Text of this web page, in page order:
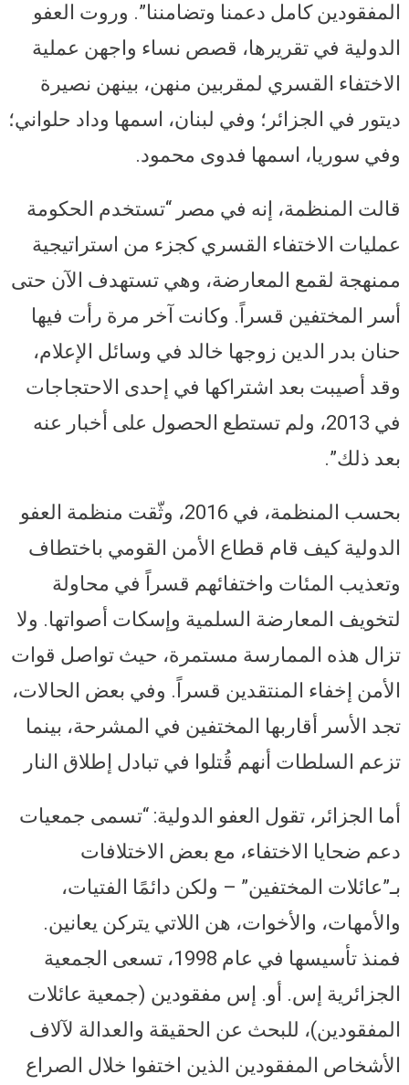
المفقودين كامل دعمنا وتضامننا”. وروت العفو
الدولية في تقريرها، قصص نساء واجهن عملية
الاختفاء القسري لمقربين منهن، بينهن نصيرة
ديتور في الجزائر؛ وفي لبنان، اسمها وداد حلواني؛
وفي سوريا، اسمها فدوى محمود.
قالت المنظمة، إنه في مصر “تستخدم الحكومة
عمليات الاختفاء القسري كجزء من استراتيجية
ممنهجة لقمع المعارضة، وهي تستهدف الآن حتى
أسر المختفين قسراً. وكانت آخر مرة رأت فيها
حنان بدر الدين زوجها خالد في وسائل الإعلام،
وقد أصيبت بعد اشتراكها في إحدى الاحتجاجات
في 2013، ولم تستطع الحصول على أخبار عنه
بعد ذلك”.
بحسب المنظمة، في 2016، وثّقت منظمة العفو
الدولية كيف قام قطاع الأمن القومي باختطاف
وتعذيب المئات واختفائهم قسراً في محاولة
لتخويف المعارضة السلمية وإسكات أصواتها. ولا
تزال هذه الممارسة مستمرة، حيث تواصل قوات
الأمن إخفاء المنتقدين قسراً. وفي بعض الحالات،
تجد الأسر أقاربها المختفين في المشرحة، بينما
تزعم السلطات أنهم قُتلوا في تبادل إطلاق النار
أما الجزائر، تقول العفو الدولية: “تسمى جمعيات
دعم ضحايا الاختفاء، مع بعض الاختلافات
بـ”عائلات المختفين” – ولكن دائمًا الفتيات،
والأمهات، والأخوات، هن اللاتي يتركن يعانين.
فمنذ تأسيسها في عام 1998، تسعى الجمعية
الجزائرية إس. أو. إس مفقودين (جمعية عائلات
المفقودين)، للبحث عن الحقيقة والعدالة لآلاف
الأشخاص المفقودين الذين اختفوا خلال الصراع